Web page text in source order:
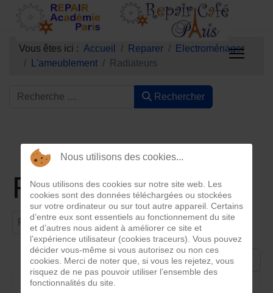
Vous êtes ici : Accueil Reparer
Electroménager
L'ameublement
Radiateurs
Rechercher
Radiateurs
Filtrer par titre Filtre Effacer
Afficher #
Nous utilisons des cookies...
Nous utilisons des cookies sur notre site web. Les
cookies sont des données téléchargées ou stockées
sur votre ordinateur ou sur tout autre appareil. Certains
d’entre eux sont essentiels au fonctionnement du site
et d’autres nous aident à améliorer ce site et
l’expérience utilisateur (cookies traceurs). Vous pouvez
décider vous-même si vous autorisez ou non ces
cookies. Merci de noter que, si vous les rejetez, vous
risquez de ne pas pouvoir utiliser l’ensemble des
fonctionnalités du site.